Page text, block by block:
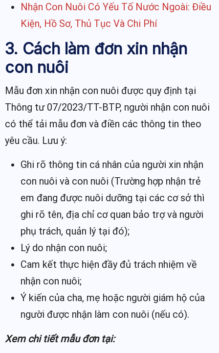
Nhận Con Nuôi Có Yếu Tố Nước Ngoài: Điều
Kiện, Hồ Sơ, Thủ Tục Và Chi Phí
3. Cách làm đơn xin nhận
con nuôi
Mẫu đơn xin nhận con nuôi được quy định tại
Thông tư 07/2023/TT-BTP, người nhận con nuôi
có thể tải mẫu đơn và điền các thông tin theo
yêu cầu. Lưu ý:
Ghi rõ thông tin cá nhân của người xin nhận
con nuôi và con nuôi (Trường hợp nhận trẻ
em đang được nuôi dưỡng tại các cơ sở thì
ghi rõ tên, địa chỉ cơ quan bảo trợ và người
phụ trách, quản lý tại đó);
Lý do nhận con nuôi;
Cam kết thực hiện đầy đủ trách nhiệm về
nhận con nuôi;
Ý kiến của cha, mẹ hoặc người giám hộ của
người được nhận làm con nuôi (nếu có).
Xem chi tiết mẫu đơn tại: